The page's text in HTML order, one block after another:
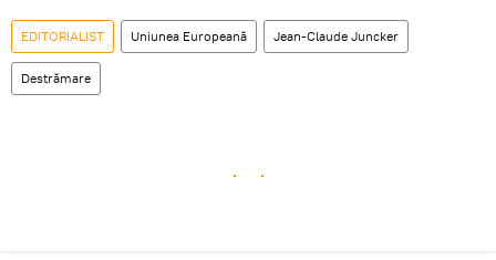
EDITORIALIST Uniunea Europeană Jean-Claude Juncker
Destrămare